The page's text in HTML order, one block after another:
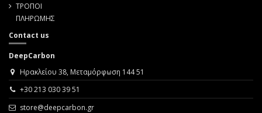
ΤΡΟΠΟΙ
ΠΛΗΡΩΜΗΣ
Contact us
DeepCarbon
Ηρακλείου 38, Μεταμόρφωση 144 51
+30 213 030 39 51
store@deepcarbon.gr